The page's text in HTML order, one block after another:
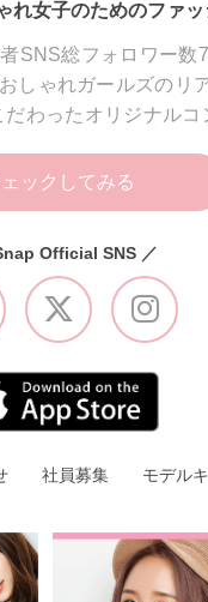
れ女子のためのファ
SNS総フォロワー数
ゃれガールズのリ
わったオリジナルコ
ックしてみる
Official SNS ／
社員募集 モデル